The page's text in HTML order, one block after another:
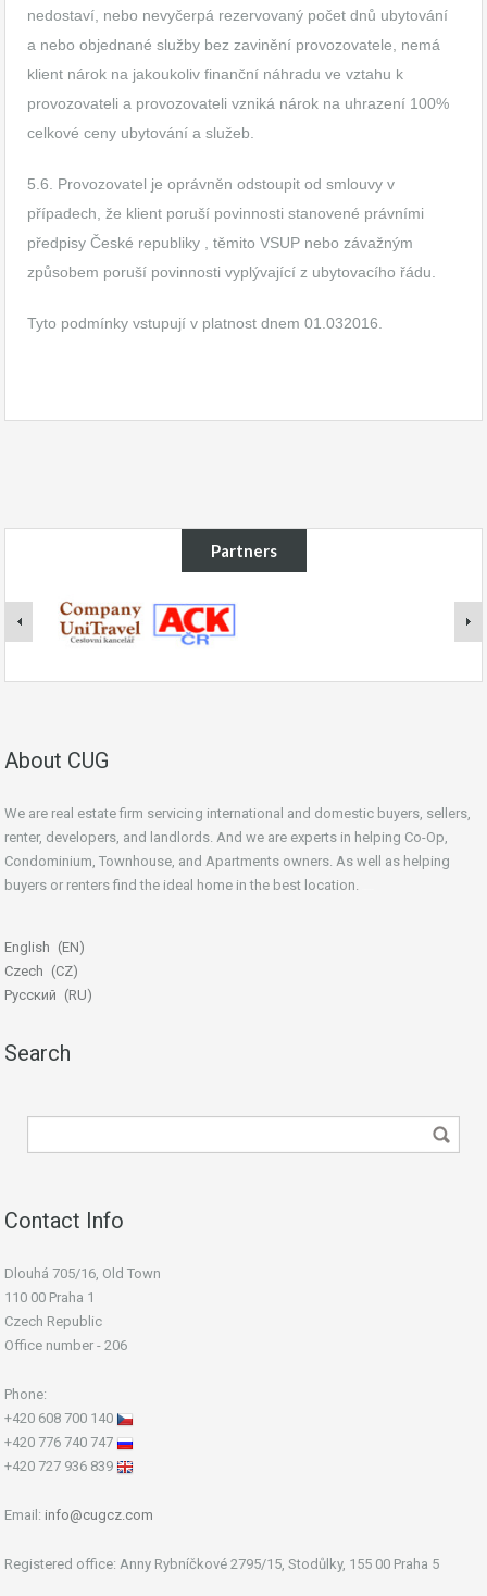
nedostaví, nebo nevyčerpá rezervovaný počet dnů ubytování
a nebo objednané služby bez zavinění provozovatele, nemá
klient nárok na jakoukoliv finanční náhradu ve vztahu k
provozovateli a provozovateli vzniká nárok na uhrazení 100%
celkové ceny ubytování a služeb.
5.6. Provozovatel je oprávněn odstoupit od smlouvy v
případech, že klient poruší povinnosti stanovené právními
předpisy České republiky , těmito VSUP nebo závažným
způsobem poruší povinnosti vyplývající z ubytovacího řádu.
Tyto podmínky vstupují v platnost dnem 01.032016.
Partners
About CUG
We are real estate firm servicing international and domestic buyers, sellers,
renter, developers, and landlords. And we are experts in helping Co-Op,
Condominium, Townhouse, and Apartments owners. As well as helping
buyers or renters find the ideal home in the best location.
English
EN
Czech
CZ
Русский
RU
Search
Contact Info
Dlouhá 705/16, Old Town
110 00 Praha 1
Czech Republic
Office number - 206
Phone:
+420 608 700 140
+420 776 740 747
+420 727 936 839
Email: info@cugcz.com
Registered office: Anny Rybníčkové 2795/15, Stodůlky, 155 00 Praha 5